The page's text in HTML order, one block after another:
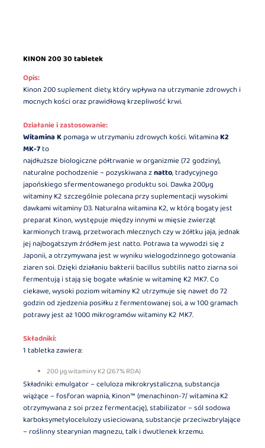
KINON 200 30 tabletek
Opis:
Kinon 200 suplement diety, który wpływa na utrzymanie zdrowych i
mocnych kości oraz prawidłową krzepliwość krwi.
Działanie i zastosowanie:
Witamina Kpomaga w utrzymaniu zdrowych kości. WitaminaK2
MK-7to
najdłuższe biologiczne półtrwanie w organizmie (72 godziny),
naturalne pochodzenie – pozyskiwana znatto, tradycyjnego
japońskiego sfermentowanego produktu soi. Dawka 200µg
witaminy K2 szczególnie polecana przy suplementacji wysokimi
dawkami witaminy D3. Naturalna witamina K2, w którą bogaty jest
preparat Kinon, występuje między innymi w mięsie zwierząt
karmionych trawą, przetworach mlecznych czy w żółtku jaja, jednak
jej najbogatszym źródłem jest natto. Potrawa ta wywodzi się z
Japonii, a otrzymywana jest w wyniku wielogodzinnego gotowania
ziaren soi. Dzięki działaniu bakterii bacillus subtilis natto ziarna soi
fermentują i stają się bogate właśnie w witaminę K2 MK7. Co
ciekawe, wysoki poziom witaminy K2 utrzymuje się nawet do 72
godzin od zjedzenia posiłku z fermentowanej soi, a w 100 gramach
potrawy jest aż 1000 mikrogramów witaminy K2 MK7.
Składniki:
1 tabletka zawiera:
200 μg witaminy K2 (267% RDA)
Składniki: emulgator – celuloza mikrokrystaliczna, substancja
wiążące – fosforan wapnia, Kinon™ (menachinon-7/ witamina K2
otrzymywana z soi przez fermentację), stabilizator – sól sodowa
karboksymetylocelulozy usieciowana, substancje przeciwzbrylające
– roślinny stearynian magnezu, talk i dwutlenek krzemu.